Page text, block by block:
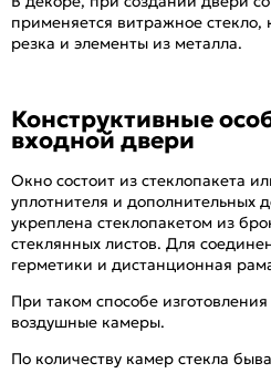
применяется витражное стекло,
резка и элементы из металла.
Конструктивные
входной двери
Окно состоит из стеклопакета
уплотнителя и дополнительных
укреплена стеклопакетом из
стеклянных листов. Для
герметики и дистанционная
При таком способе
воздушные камеры.
По количеству камер стекла